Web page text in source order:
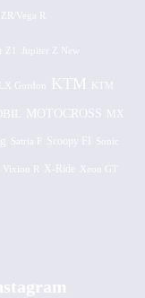
Vega R
Gordon KTM KTM
MOTOCROSS MX
Satria F Scoopy FI Sonic
Vixion R X-Ride Xeon GT